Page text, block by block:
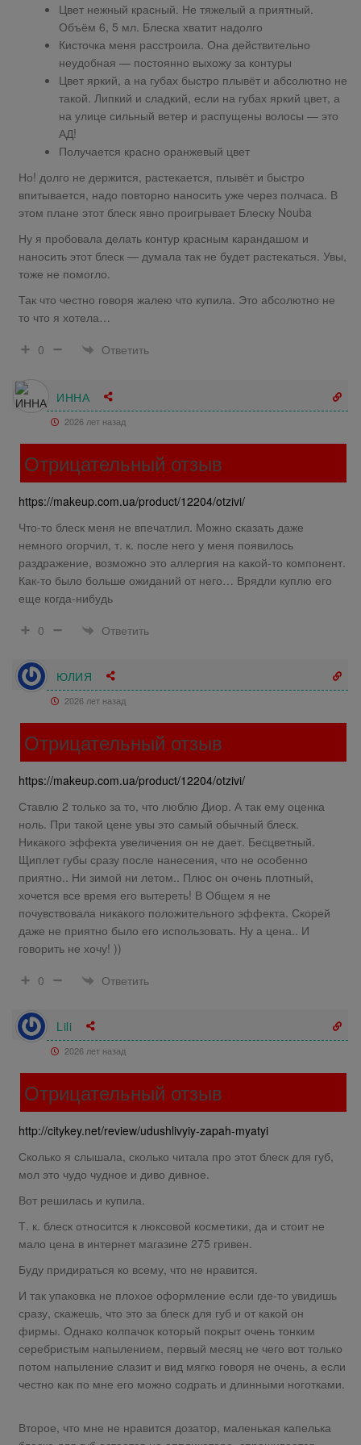
Цвет нежный красный. Не тяжелый а приятный.
Объём 6, 5 мл. Блеска хватит надолго
Кисточка меня расстроила. Она действительно
неудобная — постоянно выхожу за контуры
Цвет яркий, а на губах быстро плывёт и абсолютно не
такой. Липкий и сладкий, если на губах яркий цвет, а
на улице сильный ветер и распущены волосы — это
АД!
Получается красно оранжевый цвет
Но! долго не держится, растекается, плывёт и быстро
впитывается, надо повторно наносить уже через полчаса. В
этом плане этот блеск явно проигрывает Блеску Nouba
Ну я пробовала делать контур красным карандашом и
наносить этот блеск — думала так не будет растекаться. Увы,
тоже не помогло.
Так что честно говоря жалею что купила. Это абсолютно не
то что я хотела…
0
Ответить
ИННА
2026 лет назад
Отрицательный отзыв
https://makeup.com.ua/product/12204/otzivi/
Что-то блеск меня не впечатлил. Можно сказать даже
немного огорчил, т. к. после него у меня появилось
раздражение, возможно это аллергия на какой-то компонент.
Как-то было больше ожиданий от него… Врядли куплю его
еще когда-нибудь
0
Ответить
ЮЛИЯ
2026 лет назад
Отрицательный отзыв
https://makeup.com.ua/product/12204/otzivi/
Ставлю 2 только за то, что люблю Диор. А так ему оценка
ноль. При такой цене увы это самый обычный блеск.
Никакого эффекта увеличения он не дает. Бесцветный.
Щиплет губы сразу после нанесения, что не особенно
приятно.. Ни зимой ни летом.. Плюс он очень плотный,
хочется все время его вытереть! В Общем я не
почувствовала никакого положительного эффекта. Скорей
даже не приятно было его использовать. Ну а цена.. И
говорить не хочу! ))
0
Ответить
Lili
2026 лет назад
Отрицательный отзыв
http://citykey.net/review/udushlivyiy-zapah-myatyi
Сколько я слышала, сколько читала про этот блеск для губ,
мол это чудо чудное и диво дивное.
Вот решилась и купила.
Т. к. блеск относится к люксовой косметики, да и стоит не
мало цена в интернет магазине 275 гривен.
Буду придираться ко всему, что не нравится.
И так упаковка не плохое оформление если где-то увидишь
сразу, скажешь, что это за блеск для губ и от какой он
фирмы. Однако колпачок который покрыт очень тонким
серебристым напылением, первый месяц не чего вот только
потом напыление слазит и вид мягко говоря не очень, а если
честно как по мне его можно содрать и длинными ноготками.
Второе, что мне не нравится дозатор, маленькая капелька